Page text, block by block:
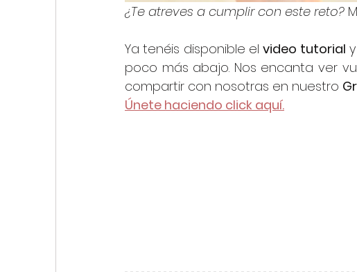
¿Te atreves a cumplir con este reto?
Ya tenéis disponible el video tutorial
poco más abajo. Nos encanta ver
compartir con nosotras en nuestro
Únete haciendo click aquí.